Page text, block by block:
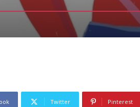
Twitter Pinterest